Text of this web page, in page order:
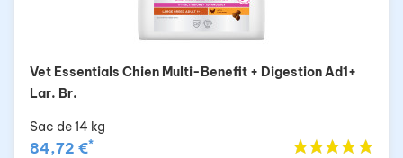
Vet Essentials Chien Multi-Benefit + Digestion Ad1+
Lar. Br.
Sac de 14 kg
84,72 €*